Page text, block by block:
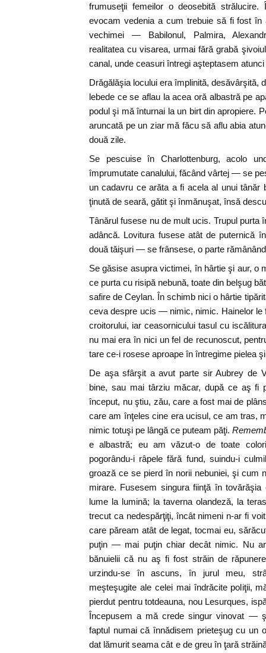
frumuseţii femeilor o deosebită
evocam vedenia a cum trebuie să fi fost în
vechimei — Babilonul, Palmira,
realitatea cu visarea, urmai fără grabă
canal, unde ceasuri întregi aşteptasem
Drăgălăşia locului era împlinită, desăvârşită,
lebede ce se aflau la acea oră albastră pe
podul şi mă înturnai la un birt din apropiere.
aruncată pe un ziar mă făcu să aflu abia
două zile.
Se pescuise în Charlottenburg, acolo
împrumutate canalului, făcând vârtej — se
un cadavru ce arăta a fi acela al unui tânăr
ţinută de seară, gătit şi înmănuşat, însă
Tânărul fusese nu de mult ucis. Trupul purta
adâncă. Lovitura fusese atât de puternică
două tăişuri — se frânsese, o parte
Se găsise asupra victimei, în hârtie şi aur, o
ce purta cu risipă nebună, toate din belşug
safire de Ceylan. În schimb nici o hârtie
ceva despre ucis — nimic, nimic. Hainelor le
croitorului, iar ceasornicului tasul cu
nu mai era în nici un fel de recunoscut,
tare ce-i rosese aproape în întregime pielea
De aşa sfârşit a avut parte sir Aubrey de
bine, sau mai târziu măcar, după ce aş fi
început, nu ştiu, zău, care a fost mai de
care am înţeles cine era ucisul, ce am tras,
nimic totuşi pe lângă ce puteam păţi.
e albastră; eu am văzut-o de toate
pogorându-i râpele fără fund, suindu-i
groază ce se pierd în norii nebuniei, şi cum
mirare. Fusesem singura fiinţă în
lume la lumină; la taverna olandeză, la
trecut ca nedespărţiţi, încât nimeni n-ar fi
care păream atât de legat, tocmai eu,
puţin — mai puţin chiar decât nimic. Nu
bănuielii că nu aş fi fost străin de
urzindu-se în ascuns, în jurul meu,
meşteşugite ale celei mai îndrăcite poliţii,
pierdut pentru totdeauna, nou Lesurques,
Începusem a mă crede singur vinovat —
faptul numai că înnădisem prieteşug cu un
dat lămurit seama cât e de greu în ţară